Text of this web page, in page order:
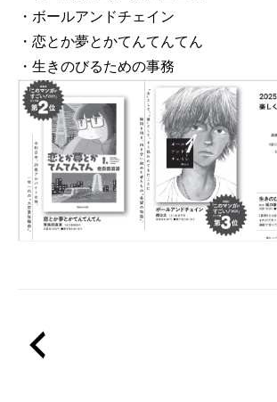
・ボールアンドチェイン
・恋とか夢とかてんてんてん
・生きのびるための事務